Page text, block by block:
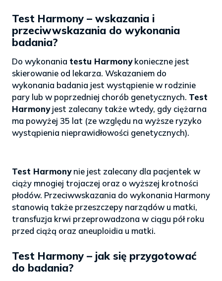
Test Harmony – wskazania i
przeciwwskazania do wykonania
badania?
Do wykonania testu Harmonykonieczne jest
skierowanie od lekarza. Wskazaniem do
wykonania badania jest wystąpienie w rodzinie
pary lub w poprzedniej chorób genetycznych. Test
Harmonyjest zalecany także wtedy, gdy ciężarna
ma powyżej 35 lat (ze względu na wyższe ryzyko
wystąpienia nieprawidłowości genetycznych).
Test Harmonynie jest zalecany dla pacjentek w
ciąży mnogiej trojaczej oraz o wyższej krotności
płodów. Przeciwwskazania do wykonania Harmony
stanowią także przeszczepy narządów u matki,
transfuzja krwi przeprowadzona w ciągu pół roku
przed ciążą oraz aneuploidia u matki.
Test Harmony – jak się przygotować
do badania?